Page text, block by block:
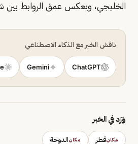
الخليجي، ويعكس عمق الروابط بين
ناقش الخبر مع الذكاء الاصطناعي
ChatGPT
Gemini
وَرَد في الخبر
مكانقطر مكانالدوحة